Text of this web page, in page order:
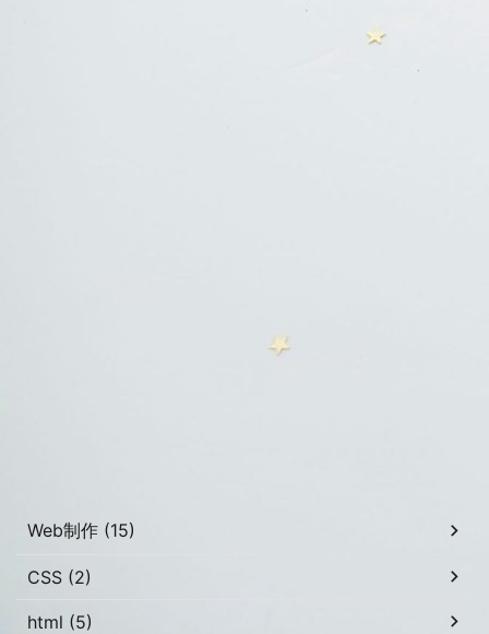
Web制作 (15)
CSS (2)
html (5)